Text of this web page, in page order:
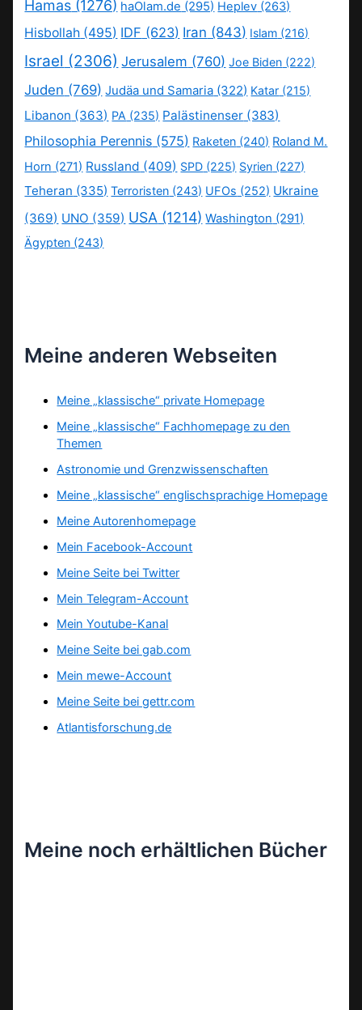
Hamas (1276) haOlam.de (295) Heplev (263)
Hisbollah (495) IDF (623) Iran (843) Islam (216)
Israel (2306) Jerusalem (760) Joe Biden (222)
Juden (769) Judäa und Samaria (322) Katar (215)
Libanon (363) PA (235) Palästinenser (383)
Philosophia Perennis (575) Raketen (240) Roland M.
Horn (271) Russland (409) SPD (225) Syrien (227)
Teheran (335) Terroristen (243) UFOs (252) Ukraine
(369) UNO (359) USA (1214) Washington (291)
Ägypten (243)
Meine anderen Webseiten
Meine „klassische“ private Homepage
Meine „klassische“ Fachhomepage zu den
Themen
Astronomie und Grenzwissenschaften
Meine „klassische“ englischsprachige Homepage
Meine Autorenhomepage
Mein Facebook-Account
Meine Seite bei Twitter
Mein Telegram-Account
Mein Youtube-Kanal
Meine Seite bei gab.com
Mein mewe-Account
Meine Seite bei gettr.com
Atlantisforschung.de
Meine noch erhältlichen Bücher